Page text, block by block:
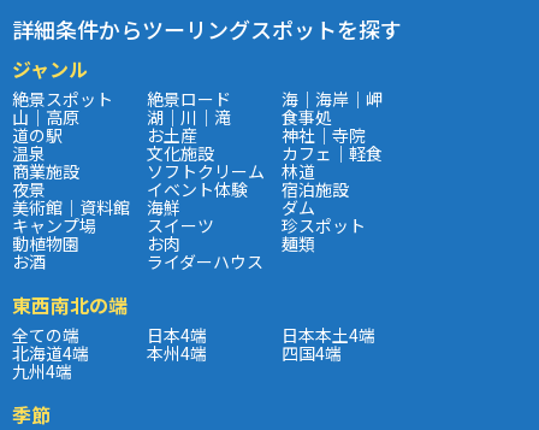
詳細条件からツーリングスポットを探す
ジャンル
絶景スポット 絶景ロード 海｜海岸｜岬
山｜高原 湖｜川｜滝 食事処
道の駅 お土産 神社｜寺院
温泉 文化施設 カフェ｜軽食
商業施設 ソフトクリーム 林道
夜景 イベント体験 宿泊施設
美術館｜資料館 海鮮 ダム
キャンプ場 スイーツ 珍スポット
動植物園 お肉 麺類
お酒 ライダーハウス
東西南北の端
全ての端 日本4端 日本本土4端
北海道4端 本州4端 四国4端
九州4端
季節